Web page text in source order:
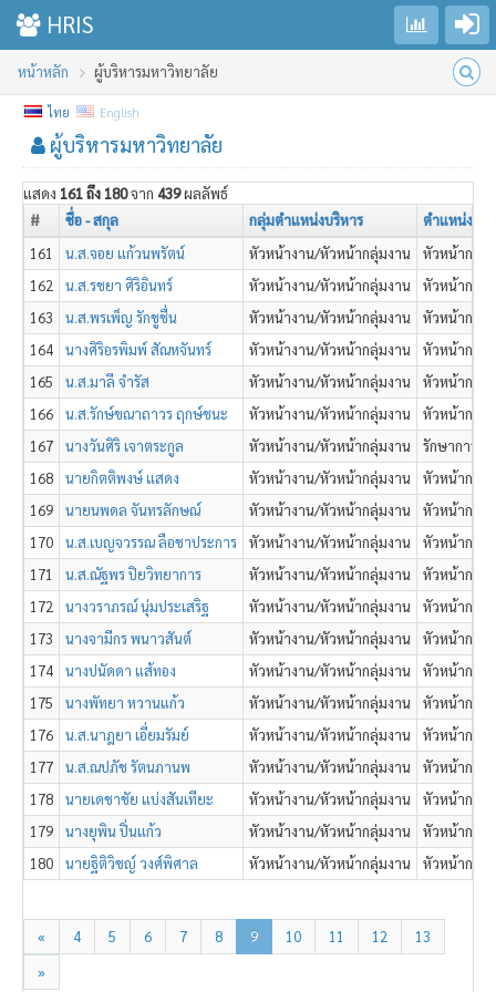
HRIS
Go to login
Toggle sidebar
หน้าหลัก ผู้บริหารมหาวิทยาลัย
ไทย English
ผู้บริหารมหาวิทยาลัย
แสดง 161 ถึง 180จาก 439ผลลัพธ์
#
ชื่อ - สกุล กลุ่มตำแหน่งบริหาร
ตำแหน่ง
161
น.ส.จอย แก้วนพรัตน์ หัวหน้างาน/หัวหน้ากลุ่มงาน
หัวหน้ากลุ่ม
162
น.ส.รชยา ศิริอินทร์ หัวหน้างาน/หัวหน้ากลุ่มงาน
หัวหน้ากลุ่ม
163
น.ส.พรเพ็ญ รักชูชื่น หัวหน้างาน/หัวหน้ากลุ่มงาน
หัวหน้ากลุ่ม
164
นางศิริอรพิมพ์ สัณหจันทร์ หัวหน้างาน/หัวหน้ากลุ่มงาน
หัวหน้ากลุ่ม
165
น.ส.มาลี จำรัส หัวหน้างาน/หัวหน้ากลุ่มงาน
หัวหน้ากลุ่ม
166
น.ส.รักษ์ขณาถาวร ฤกษ์ชนะ หัวหน้างาน/หัวหน้ากลุ่มงาน
หัวหน้ากลุ่ม
167
นางวันศิริ เจาตระกูล หัวหน้างาน/หัวหน้ากลุ่มงาน
รักษาการแ
168
นายกิตติพงษ์ แสดง หัวหน้างาน/หัวหน้ากลุ่มงาน
หัวหน้ากลุ่ม
169
นายนพดล จันทรลักษณ์ หัวหน้างาน/หัวหน้ากลุ่มงาน
หัวหน้ากลุ่ม
170
น.ส.เบญจวรรณ ลือชาประการ หัวหน้างาน/หัวหน้ากลุ่มงาน
หัวหน้ากลุ่ม
171
น.ส.ณัฐพร ปิยวิทยาการ หัวหน้างาน/หัวหน้ากลุ่มงาน
หัวหน้ากลุ่ม
172
นางวราภรณ์ นุ่มประเสริฐ หัวหน้างาน/หัวหน้ากลุ่มงาน
หัวหน้ากลุ่ม
173
นางจามีกร พนาวสันต์ หัวหน้างาน/หัวหน้ากลุ่มงาน
หัวหน้ากลุ่ม
174
นางปนัดดา แส้ทอง หัวหน้างาน/หัวหน้ากลุ่มงาน
หัวหน้ากลุ่ม
175
นางพัทยา หวานแก้ว หัวหน้างาน/หัวหน้ากลุ่มงาน
หัวหน้ากลุ่ม
176
น.ส.นาฎยา เอี่ยมรัมย์ หัวหน้างาน/หัวหน้ากลุ่มงาน
หัวหน้ากลุ่ม
177
น.ส.ณปภัช รัตนภานพ หัวหน้างาน/หัวหน้ากลุ่มงาน
หัวหน้ากลุ่ม
178
นายเดชาชัย แบ่งสันเทียะ หัวหน้างาน/หัวหน้ากลุ่มงาน
หัวหน้ากลุ่ม
179
นางยุพิน ปิ่นแก้ว หัวหน้างาน/หัวหน้ากลุ่มงาน
หัวหน้ากลุ่ม
180
นายฐิติวิชญ์ วงศ์พิศาล หัวหน้างาน/หัวหน้ากลุ่มงาน หัวหน้ากลุ่ม
« 4 5 6 7 8 9 10 11 12
13
»